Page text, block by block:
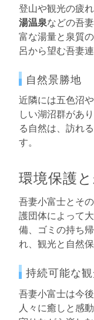
登山や観光の疲
湯温泉などの吾
富な湯量と泉質
呂から望む吾妻
自然景勝地
近隣には五色沼
しい湖沼群があ
る自然は、訪れ
す。
環境保護
吾妻小富士とそ
護団体によって
備、ゴミの持ち
れ、観光と自然
持続可能な
吾妻小富士は今
人々に癒しと感